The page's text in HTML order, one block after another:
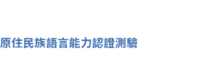
住民族語言能力認證測驗